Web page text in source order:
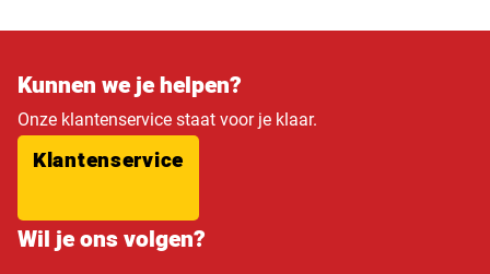
Kunnen we je helpen?
Onze klantenservice staat voor je klaar.
Klantenservice
Wil je ons volgen?